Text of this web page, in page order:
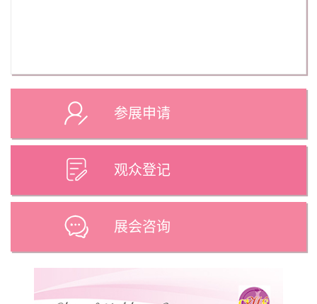
参展申请
观众登记
展会咨询